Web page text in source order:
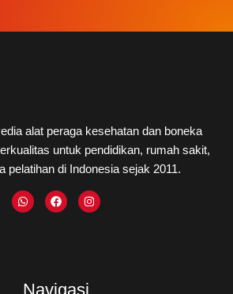
alat peraga kesehatan dan boneka
untuk pendidikan, rumah sakit,
pelatihan di Indonesia sejak 2011.
W
h
F
a
I
n
m
Navigasi